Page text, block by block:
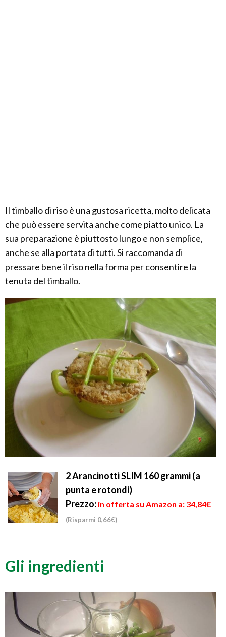
Il timballo di riso è una gustosa ricetta, molto delicata
che può essere servita anche come piatto unico. La
sua preparazione è piuttosto lungo e non semplice,
anche se alla portata di tutti. Si raccomanda di
pressare bene il riso nella forma per consentire la
tenuta del timballo.
2 Arancinotti SLIM 160 grammi (a
punta e rotondi)
Prezzo: in offerta su Amazon a: 34,84€
(Risparmi 0,66€)
Gli ingredienti